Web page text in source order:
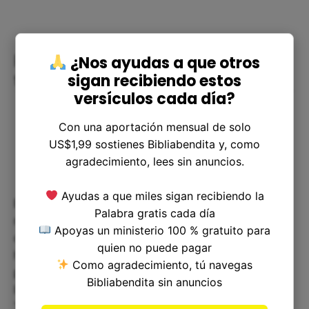
Resolviendo dudas con respecto al
tema
Es natural tener preguntas sobre cómo podemos
mantenernos unidos a Dios en un mundo tan
caótico y lleno de distracciones. Una forma de
hacerlo es estableciendo una rutina diaria para
pasar tiempo a solas con Dios. Esto puede incluir
la lectura de la Biblia, la oración y la meditación.
¿Nos ayudas a que otros
sigan recibiendo estos
versículos cada día?
Con una aportación mensual de solo
US$1,99 sostienes Bibliabendita y, como
agradecimiento, lees sin anuncios.
Ayudas a que miles sigan recibiendo la
Palabra gratis cada día
Apoyas un ministerio 100 % gratuito para
quien no puede pagar
Como agradecimiento, tú navegas
Bibliabendita sin anuncios